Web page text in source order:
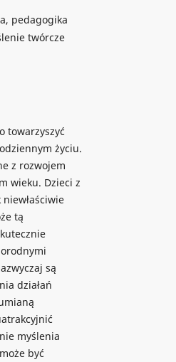
pedagogika
twórcze
towarzyszyć
życiu.
z rozwojem
wieku. Dzieci z
tą
są
działań
myślenia
być